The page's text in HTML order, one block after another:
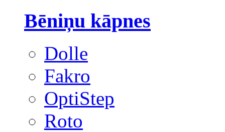
Bēniņu kāpnes
Dolle
Fakro
OptiStep
Roto